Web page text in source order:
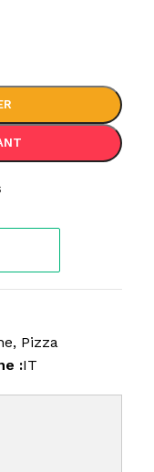
, Pizza
:IT